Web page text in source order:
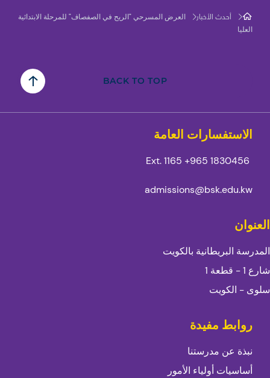
أحدث الأخبار
العرض المسرحي "الريح في الصفصاف" للمرحلة الابتدائية
العليا
BACK TO TOP
الاستفسارات العامة
1830456 965+
admissions@bsk.edu.kw
العنوان
المدرسة البريطانية بالكويت
شارع 1 - قطعة 1
سلوى - الكويت
روابط مفيدة
نبذة عن مدرستنا
أساسيات أولياء الأمور